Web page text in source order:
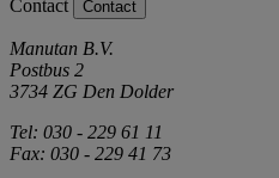
Contact Contact
Manutan B.V.
Postbus 2
3734 ZG Den Dolder
Tel: 030 - 229 61 11
Fax: 030 - 229 41 73